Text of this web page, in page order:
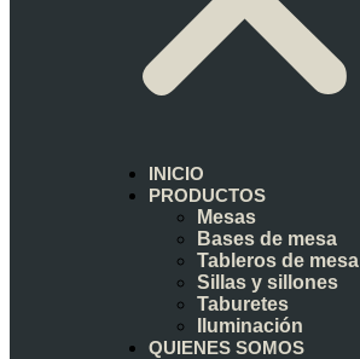
INICIO
PRODUCTOS
Mesas
Bases de mesa
Tableros de mesa
Sillas y sillones
Taburetes
Iluminación
QUIENES SOMOS